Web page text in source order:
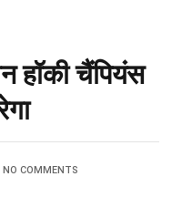
हॉकी चैंपियंस
NO COMMENTS